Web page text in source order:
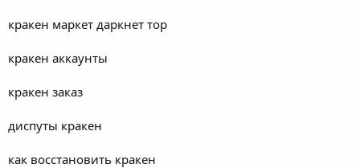
кракен маркет даркнет тор
кракен аккаунты
кракен заказ
диспуты кракен
как восстановить кракен